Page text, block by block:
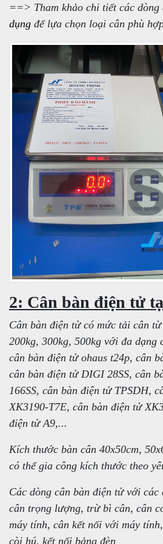
==> Tham khảo chi tiết các dòng
dụng để lựa chọn loại cân phù
2: Cân bàn điện tử
Cân bàn điện tử có mức tải cân
200kg, 300kg, 500kg với đa dạng
cân bàn điện tử ohaus t24p, cân
cân bàn điện tử DIGI 28SS, cân
166SS, cân bàn điện tử TPSDH,
XK3190-T7E, cân bàn điện tử
điện tử A9,...
Kích thước bàn cân 40x50cm,
có thể gia công kích thước theo
Các dòng cân bàn điện tử với
cân trọng lượng, trừ bì cân, cân
máy tính, cân kết nối với máy
còi hú, kết nối bảng đèn